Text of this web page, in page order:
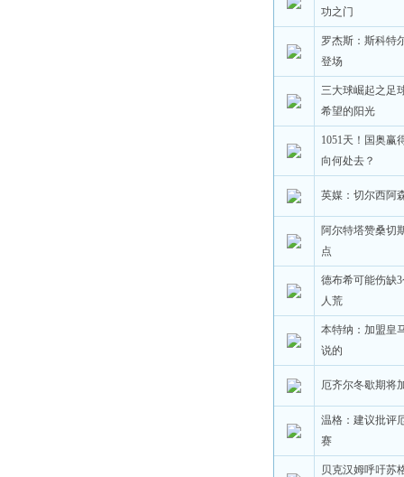
功之门
罗杰斯：斯科特
登场
三大球崛起之足
希望的阳光
1051天！国奥赢
向何处去？
英媒：切尔西阿
阿尔特塔赞桑切
点
德布希可能伤缺
人荒
本特纳：加盟皇
说的
厄齐尔冬歇期将
温格：建议批评
赛
贝克汉姆呼吁苏